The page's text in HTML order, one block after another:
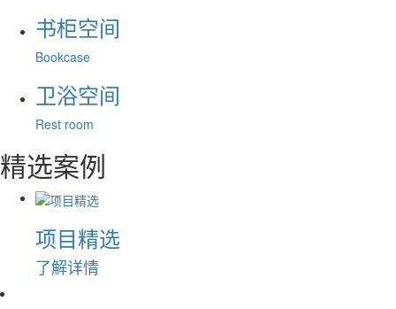
书柜空间
Bookcase
卫浴空间
Rest room
精选案例
项目精选
了解详情